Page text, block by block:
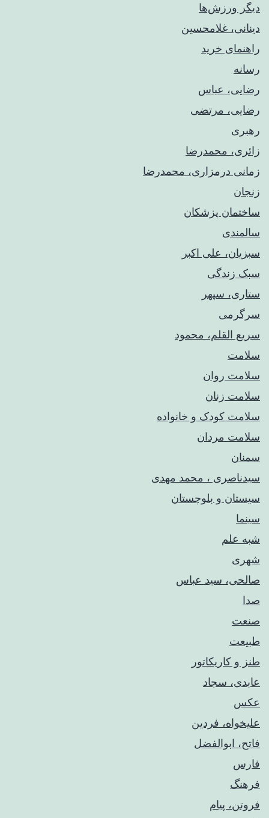
دیگر ورزش‌ها
دینانی، غلامحسین
راهنمای خريد
رسانه
رضایی، عباس
رضایی، مرتضی
رهبری
زائری، محمدرضا
زمانی درمزاری، محمدرضا
زنجان
ساختمان پزشکان
سالمندی
سبزیان، علی اکبر
سبک زندگی
ستاری، سپهر
سرگرمی
سریع القلم، محمود
سلامت
سلامت روان
سلامت زنان
سلامت کودک‌ و خانواده
سلامت مردان
سمنان
سیدناصری ، محمد مهدی
سیستان و بلوچستان
سینما
شبه علم
شهری
صالحی، سید عباس
صدا
صنعت
طبیعت
طنز و کاریکاتور
عابدی، سجاد
عکس
علیخواه، فردین
فاتح، ابوالفضل
فارس
فرهنگ
فروتن، پیام